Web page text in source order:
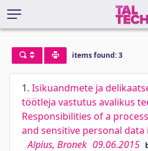
items found: 3
1. Isikuandmete ja
töötleja vastutus avalikus
Responsibilities of a
and sensitive personal data
Alpius, Bronek 09.06.2015